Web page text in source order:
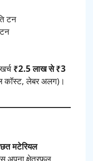
टन
₹2.5 लाख से ₹3
कॉस्ट, लेबर अलग)।
छत मटेरियल